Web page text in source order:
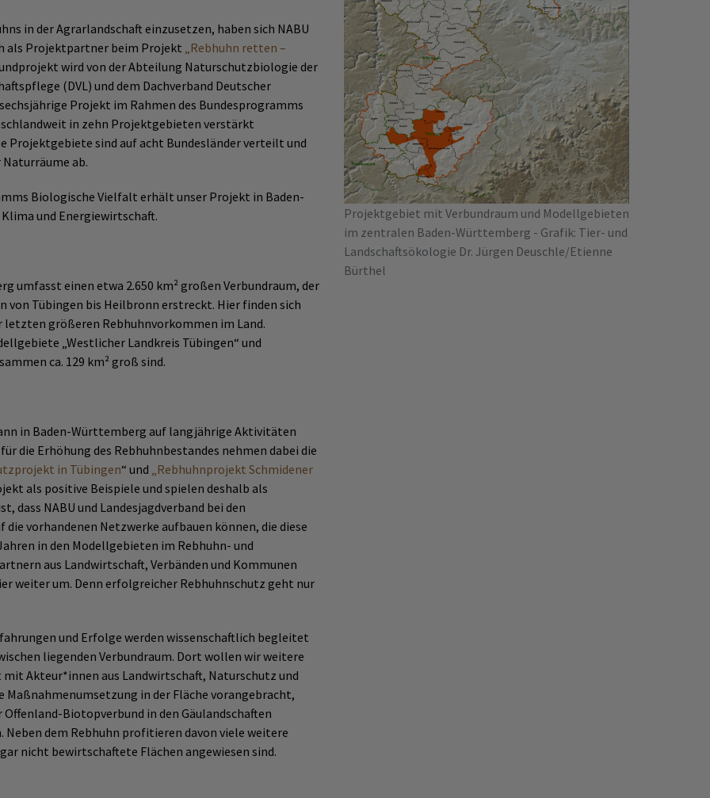
in der Agrarlandschaft einzusetzen, haben sich NABU
als Projektpartner beim Projekt „Rebhuhn retten –
wird von der Abteilung Naturschutzbiologie der
(DVL) und dem Dachverband Deutscher
Projekt im Rahmen des Bundesprogramms
in zehn Projektgebieten verstärkt
Projektgebiete sind auf acht Bundesländer verteilt und
ab.
Biologische Vielfalt erhält unser Projekt in Baden-
und Energiewirtschaft.
umfasst einen etwa 2.650 km² großen Verbundraum, der
von Tübingen bis Heilbronn erstreckt. Hier finden sich
größeren Rebhuhnvorkommen im Land.
„Westlicher Landkreis Tübingen“ und
ca. 129 km² groß sind.
in Baden-Württemberg auf langjährige Aktivitäten
die Erhöhung des Rebhuhnbestandes nehmen dabei die
in Tübingen“ und „Rebhuhnprojekt Schmidener
als positive Beispiele und spielen deshalb als
dass NABU und Landesjagdverband bei den
vorhandenen Netzwerke aufbauen können, die diese
in den Modellgebieten im Rebhuhn- und
aus Landwirtschaft, Verbänden und Kommunen
weiter um. Denn erfolgreicher Rebhuhnschutz geht nur
und Erfolge werden wissenschaftlich begleitet
liegenden Verbundraum. Dort wollen wir weitere
Akteur*innen aus Landwirtschaft, Naturschutz und
in der Fläche vorangebracht,
Biotopverbund in den Gäulandschaften
dem Rebhuhn profitieren davon viele weitere
nicht bewirtschaftete Flächen angewiesen sind.
Projektgebiet mit Verbundraum und Modellgebieten
im zentralen Baden-Württemberg - Grafik: Tier- und
Landschaftsökologie Dr. Jürgen Deuschle/Etienne
Bürthel